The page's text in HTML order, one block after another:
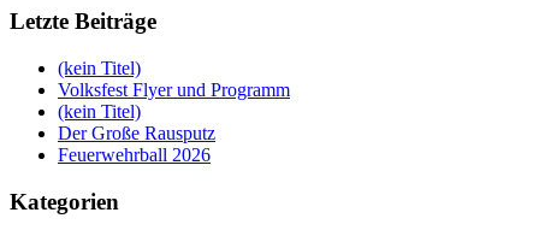
Letzte Beiträge
(kein Titel)
Volksfest Flyer und Programm
(kein Titel)
Der Große Rausputz
Feuerwehrball 2026
Kategorien